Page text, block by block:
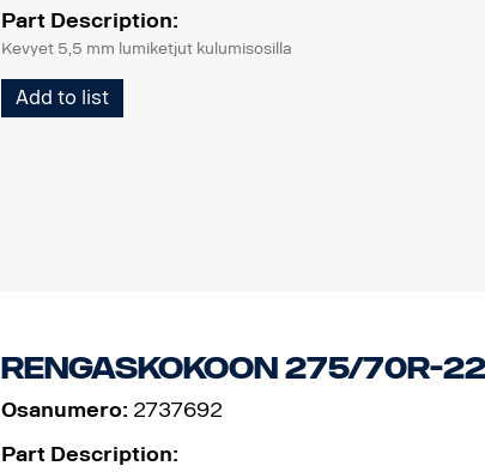
Part Description:
Kevyet 5,5 mm lumiketjut kulumisosilla
Add to list
Rengaskokoon 275/70R-
Osanumero: 2737692
Part Description: